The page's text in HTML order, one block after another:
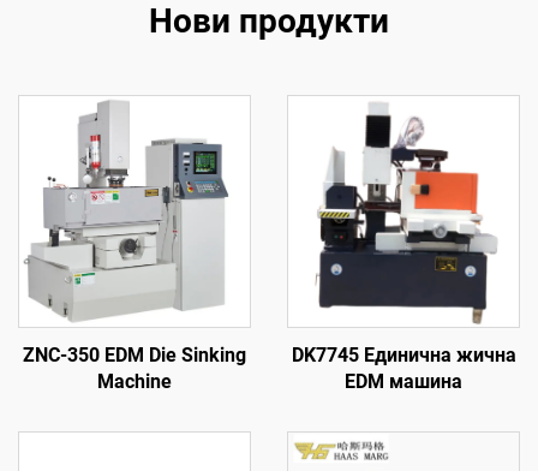
Нови продукти
ZNC-350 EDM Die Sinking
Machine
DK7745 Единична жична
EDM машина